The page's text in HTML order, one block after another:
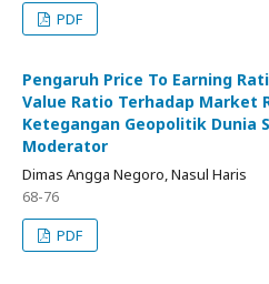
PDF
Pengaruh Price To Earning
Value Ratio Terhadap Market
Ketegangan Geopolitik Dunia
Moderator
Dimas Angga Negoro, Nasul Haris
68-76
PDF